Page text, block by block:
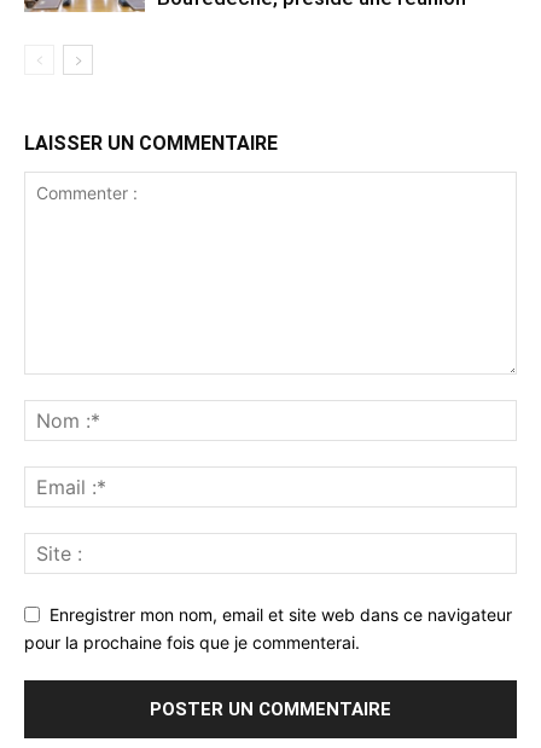
LAISSER UN COMMENTAIRE
Enregistrer mon nom, email et site web dans ce navigateur
pour la prochaine fois que je commenterai.